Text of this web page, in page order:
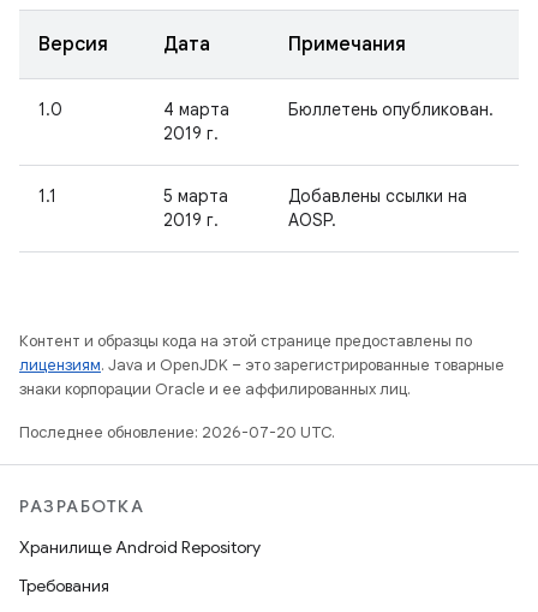
Версия Дата Примечания
1.0
4 марта
2019 г.
Бюллетень опубликован.
1.1
5 марта
2019 г.
Добавлены ссылки на
AOSP.
Контент и образцы кода на этой странице предоставлены по
лицензиям. Java и OpenJDK – это зарегистрированные товарные
знаки корпорации Oracle и ее аффилированных лиц.
Последнее обновление: 2026-07-20 UTC.
РАЗРАБОТКА
Хранилище Android Repository
Требования